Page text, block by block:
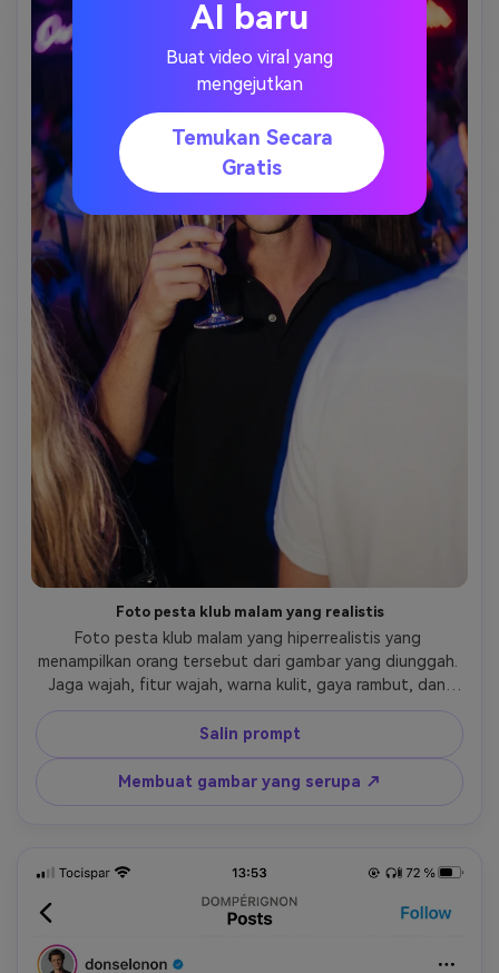
Foto pesta klub malam yang realistis
Foto pesta klub malam yang hiperrealistis yang
menampilkan orang tersebut dari gambar yang diunggah.
Jaga wajah, fitur wajah, warna kulit, gaya rambut, dan
proporsi tubuh orang tersebut persis sama dengan foto
referensi. Tempatkan orang tersebut di dalam klub malam
modern dengan lampu neon, pencahayaan LED berwarna-
warni, lantai dansa yang hidup, dan orang-orang menari di
latar belakang. Tambahkan gelas sampanye yang realistis
tinggi kualitas kamera DSLR kedalaman medan dangkal
tekstur kulit yang realistis tidak ada gaya kartun tidak
ada ilustrasi tidak berlebihan. Gambar akhirnya seharusnya
terlihat seperti foto pesta asli yang diambil di klub malam.
Salin prompt
Membuat gambar yang serupa ↗
AI baru
Buat video viral yang
mengejutkan
Temukan Secara
Gratis